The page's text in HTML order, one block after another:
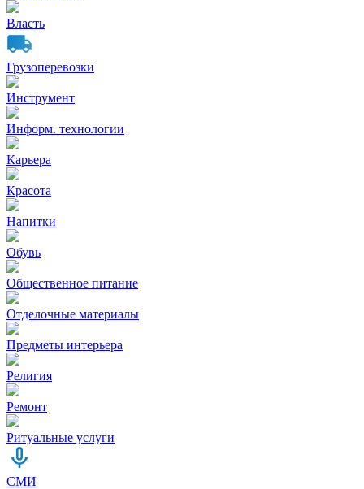
Власть
Грузоперевозки
Инструмент
Информ. технологии
Карьера
Красота
Напитки
Обувь
Общественное питание
Отделочные материалы
Предметы интерьера
Религия
Ремонт
Ритуальные услуги
СМИ